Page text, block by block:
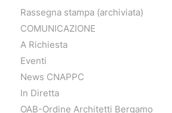
Rassegna stampa (archiviata)
COMUNICAZIONE
A Richiesta
Eventi
News CNAPPC
In Diretta
OAB-Ordine Architetti Bergamo